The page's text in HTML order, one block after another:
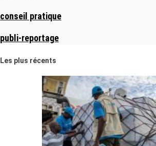
conseil pratique
publi-reportage
Les plus récents